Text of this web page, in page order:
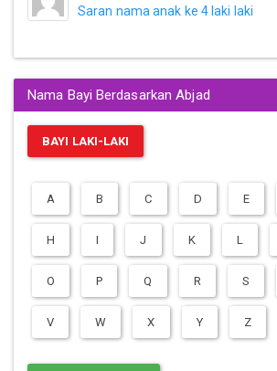
Saran nama anak ke 4 laki laki
Nama Bayi Berdasarkan Abjad
BAYI LAKI-LAKI
A B C D E
H I J K L
O P Q R S
V W X Y Z